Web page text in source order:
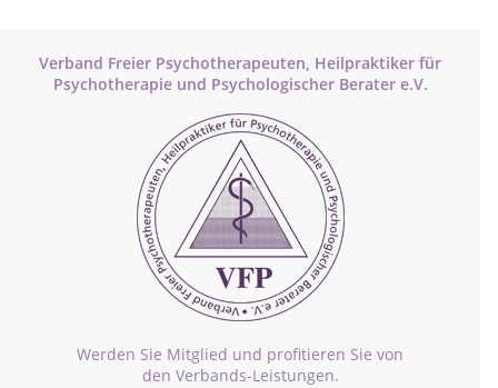
Verband Freier Psychotherapeuten, Heilpraktiker für
Psychotherapie und Psychologischer Berater e.V.
Werden Sie Mitglied und profitieren Sie von
den Verbands-Leistungen.